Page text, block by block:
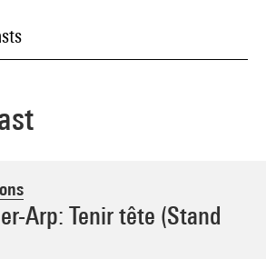
Arp: Tenir tête (Stand